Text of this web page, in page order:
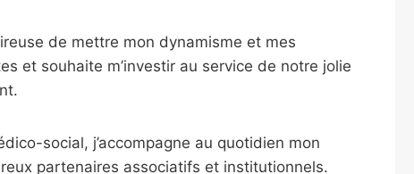
de mettre mon dynamisme et mes
et souhaite m’investir au service de notre jolie
social, j’accompagne au quotidien mon
partenaires associatifs et institutionnels.